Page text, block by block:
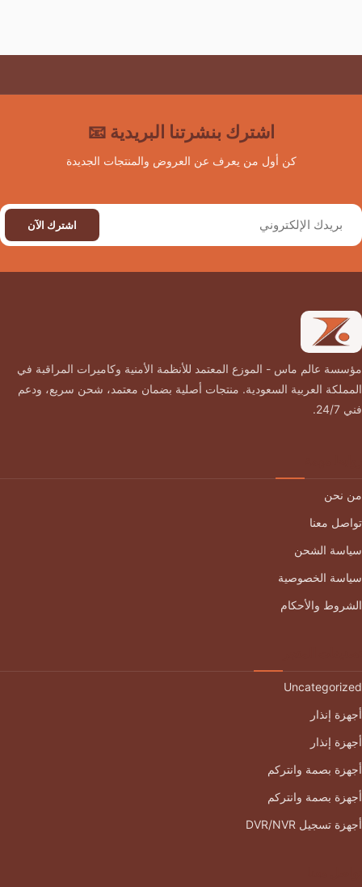
اشترك بنشرتنا البريدية 📧
كن أول من يعرف عن العروض والمنتجات الجديدة
اشترك الآن
مؤسسة عالم ماس - الموزع المعتمد للأنظمة الأمنية وكاميرات المراقبة في
المملكة العربية السعودية. منتجات أصلية بضمان معتمد، شحن سريع، ودعم
فني 24/7.
من نحن
تواصل معنا
سياسة الشحن
سياسة الخصوصية
الشروط والأحكام
Uncategorized
أجهزة إنذار
أجهزة إنذار
أجهزة بصمة وانتركم
أجهزة بصمة وانتركم
أجهزة تسجيل DVR/NVR